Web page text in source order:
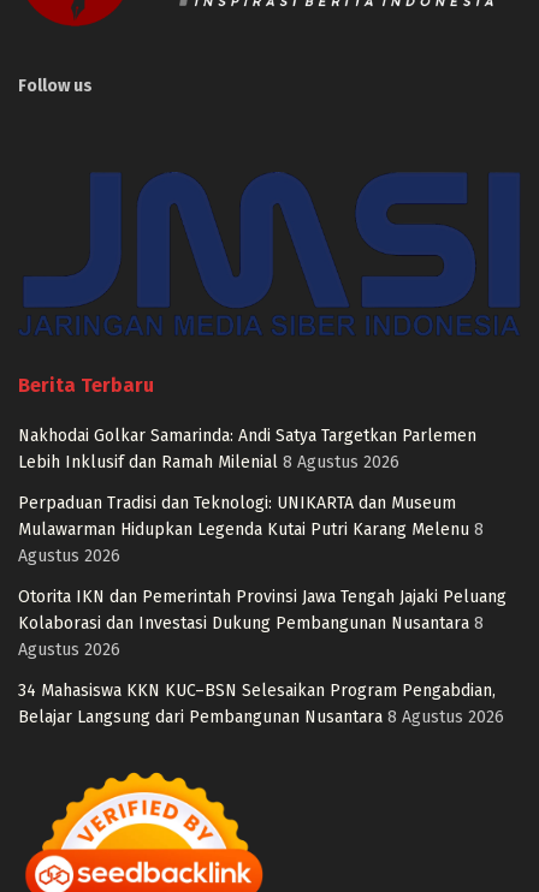
Follow us
Berita Terbaru
Nakhodai Golkar Samarinda: Andi Satya Targetkan Parlemen
Lebih Inklusif dan Ramah Milenial 8 Agustus 2026
Perpaduan Tradisi dan Teknologi: UNIKARTA dan Museum
Mulawarman Hidupkan Legenda Kutai Putri Karang Melenu 8
Agustus 2026
Otorita IKN dan Pemerintah Provinsi Jawa Tengah Jajaki Peluang
Kolaborasi dan Investasi Dukung Pembangunan Nusantara 8
Agustus 2026
34 Mahasiswa KKN KUC–BSN Selesaikan Program Pengabdian,
Belajar Langsung dari Pembangunan Nusantara 8 Agustus 2026